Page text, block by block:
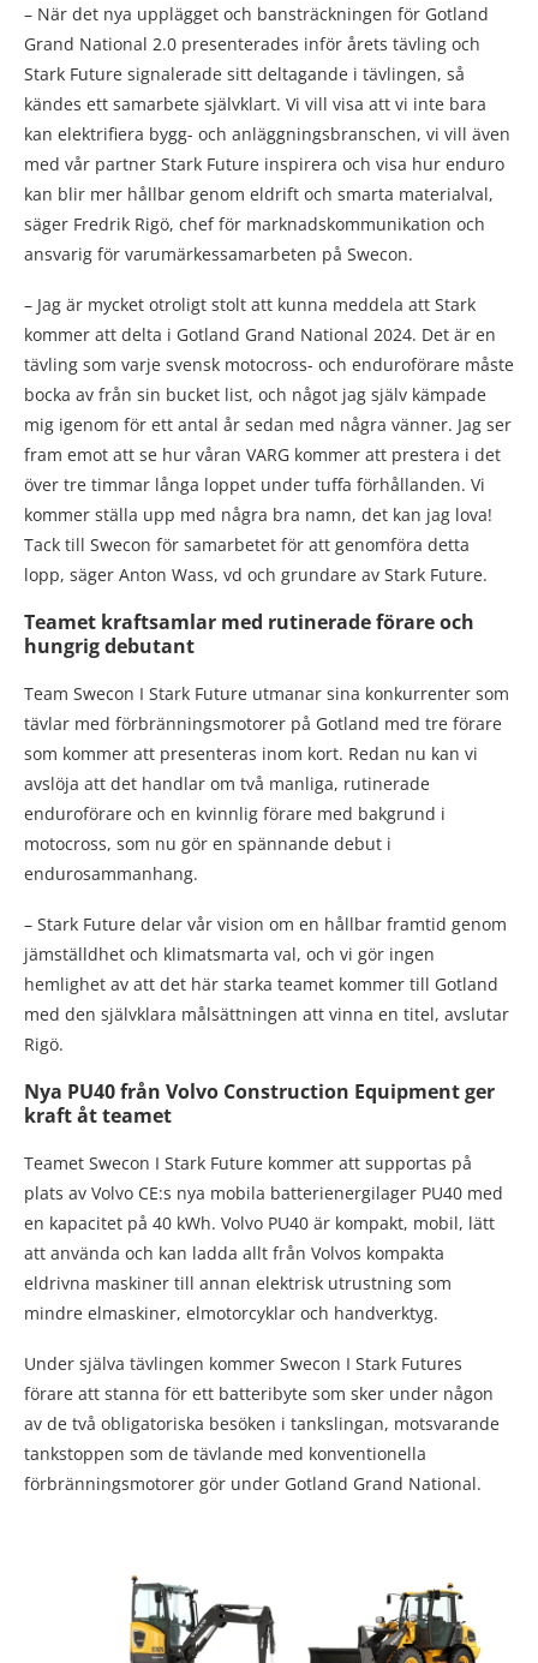
– När det nya upplägget och bansträckningen för Gotland
Grand National 2.0 presenterades inför årets tävling och
Stark Future signalerade sitt deltagande i tävlingen, så
kändes ett samarbete självklart. Vi vill visa att vi inte bara
kan elektrifiera bygg- och anläggningsbranschen, vi vill även
med vår partner Stark Future inspirera och visa hur enduro
kan blir mer hållbar genom eldrift och smarta materialval,
säger Fredrik Rigö, chef för marknadskommunikation och
ansvarig för varumärkessamarbeten på Swecon.
– Jag är mycket otroligt stolt att kunna meddela att Stark
kommer att delta i Gotland Grand National 2024. Det är en
tävling som varje svensk motocross- och enduroförare måste
bocka av från sin bucket list, och något jag själv kämpade
mig igenom för ett antal år sedan med några vänner. Jag ser
fram emot att se hur våran VARG kommer att prestera i det
över tre timmar långa loppet under tuffa förhållanden. Vi
kommer ställa upp med några bra namn, det kan jag lova!
Tack till Swecon för samarbetet för att genomföra detta
lopp, säger Anton Wass, vd och grundare av Stark Future.
Teamet kraftsamlar med rutinerade förare och
hungrig debutant
Team Swecon I Stark Future utmanar sina konkurrenter som
tävlar med förbränningsmotorer på Gotland med tre förare
som kommer att presenteras inom kort. Redan nu kan vi
avslöja att det handlar om två manliga, rutinerade
enduroförare och en kvinnlig förare med bakgrund i
motocross, som nu gör en spännande debut i
endurosammanhang.
– Stark Future delar vår vision om en hållbar framtid genom
jämställdhet och klimatsmarta val, och vi gör ingen
hemlighet av att det här starka teamet kommer till Gotland
med den självklara målsättningen att vinna en titel, avslutar
Rigö.
Nya PU40 från Volvo Construction Equipment ger
kraft åt teamet
Teamet Swecon I Stark Future kommer att supportas på
plats av Volvo CE:s nya mobila batterienergilager PU40 med
en kapacitet på 40 kWh. Volvo PU40 är kompakt, mobil, lätt
att använda och kan ladda allt från Volvos kompakta
eldrivna maskiner till annan elektrisk utrustning som
mindre elmaskiner, elmotorcyklar och handverktyg.
Under själva tävlingen kommer Swecon I Stark Futures
förare att stanna för ett batteribyte som sker under någon
av de två obligatoriska besöken i tankslingan, motsvarande
tankstoppen som de tävlande med konventionella
förbränningsmotorer gör under Gotland Grand National.